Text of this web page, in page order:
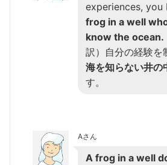
experiences, you
frog in a well
know the ocean.
訳）自分の経験を
海を知らない井の
す。
Aさん
A frog in a well